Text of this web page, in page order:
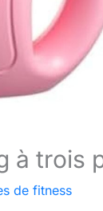
à trois
de fitness